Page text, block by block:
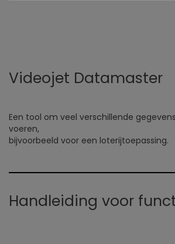
Videojet Datamaster
Een tool om veel verschillende
voeren,
bijvoorbeeld voor een loterijtoepassing.
Handleiding voor